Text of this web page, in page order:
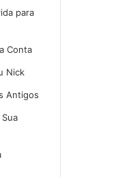
para
Conta
Nick
Antigos